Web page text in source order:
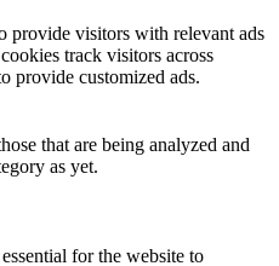
provide visitors with relevant ads
track visitors across
provide customized ads.
that are being analyzed and
as yet.
for the website to